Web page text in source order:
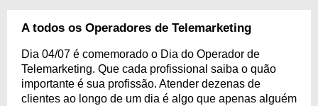
A todos os Operadores de Telemarketing
Dia 04/07 é comemorado o Dia do Operador de
Telemarketing. Que cada profissional saiba o quão
importante é sua profissão. Atender dezenas de
clientes ao longo de um dia é algo que apenas alguém